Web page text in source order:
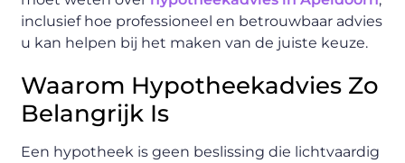
inclusief hoe professioneel en betrouwbaar advies
u kan helpen bij het maken van de juiste keuze.
Waarom Hypotheekadvies Zo
Belangrijk Is
Een hypotheek is geen beslissing die lichtvaardig